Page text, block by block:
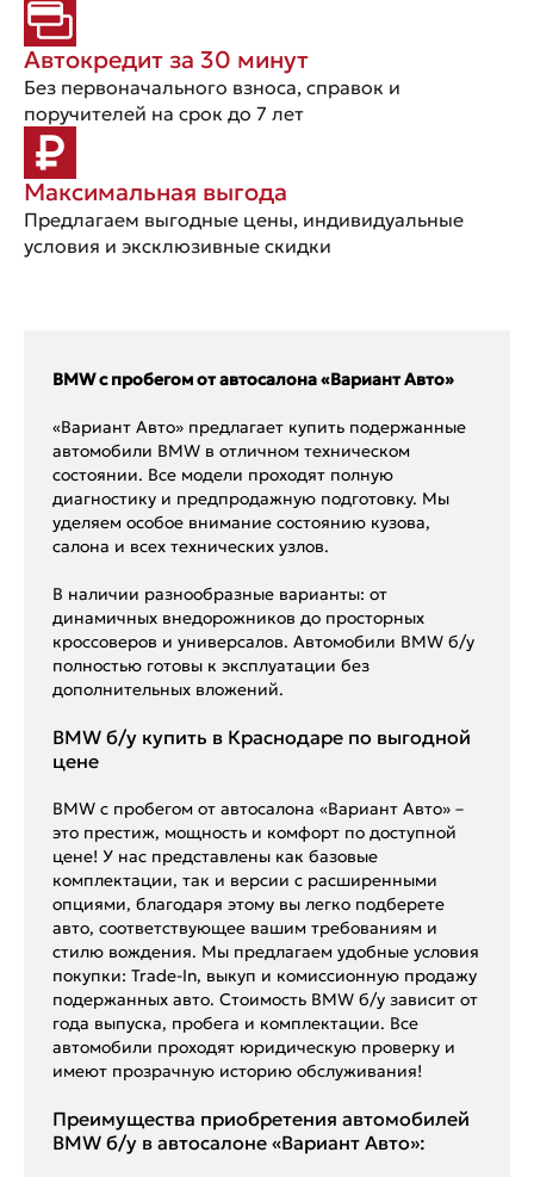
Автокредит за 30 минут
Без первоначального взноса, справок и
поручителей на срок до 7 лет
Максимальная выгода
Предлагаем выгодные цены, индивидуальные
условия и эксклюзивные скидки
BMW с пробегом от автосалона «Вариант Авто»
«Вариант Авто» предлагает купить подержанные
автомобили BMW в отличном техническом
состоянии. Все модели проходят полную
диагностику и предпродажную подготовку. Мы
уделяем особое внимание состоянию кузова,
салона и всех технических узлов.
В наличии разнообразные варианты: от
динамичных внедорожников до просторных
кроссоверов и универсалов. Автомобили BMW б/у
полностью готовы к эксплуатации без
дополнительных вложений.
BMW б/у купить в Краснодаре по выгодной
цене
BMW с пробегом от автосалона «Вариант Авто» –
это престиж, мощность и комфорт по доступной
цене! У нас представлены как базовые
комплектации, так и версии с расширенными
опциями, благодаря этому вы легко подберете
авто, соответствующее вашим требованиям и
стилю вождения. Мы предлагаем удобные условия
покупки: Trade-In, выкуп и комиссионную продажу
подержанных авто. Стоимость BMW б/у зависит от
года выпуска, пробега и комплектации. Все
автомобили проходят юридическую проверку и
имеют прозрачную историю обслуживания!
Преимущества приобретения автомобилей
BMW б/у в автосалоне «Вариант Авто»: